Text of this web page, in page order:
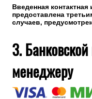
Введенная
предоставлена
случаев,
3.
менеджеру